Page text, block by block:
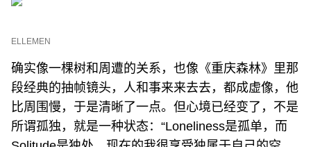
ELLEMEN
确实像一棵树和周遭的关系，也像《重庆森林》里那
段经典的抽帧镜头，人和事来来去去，都成虚像，他
比周围慢，于是清晰了一点。但心境已经变了，不是
所谓孤独，就是一种状态：“Loneliness是孤单，而